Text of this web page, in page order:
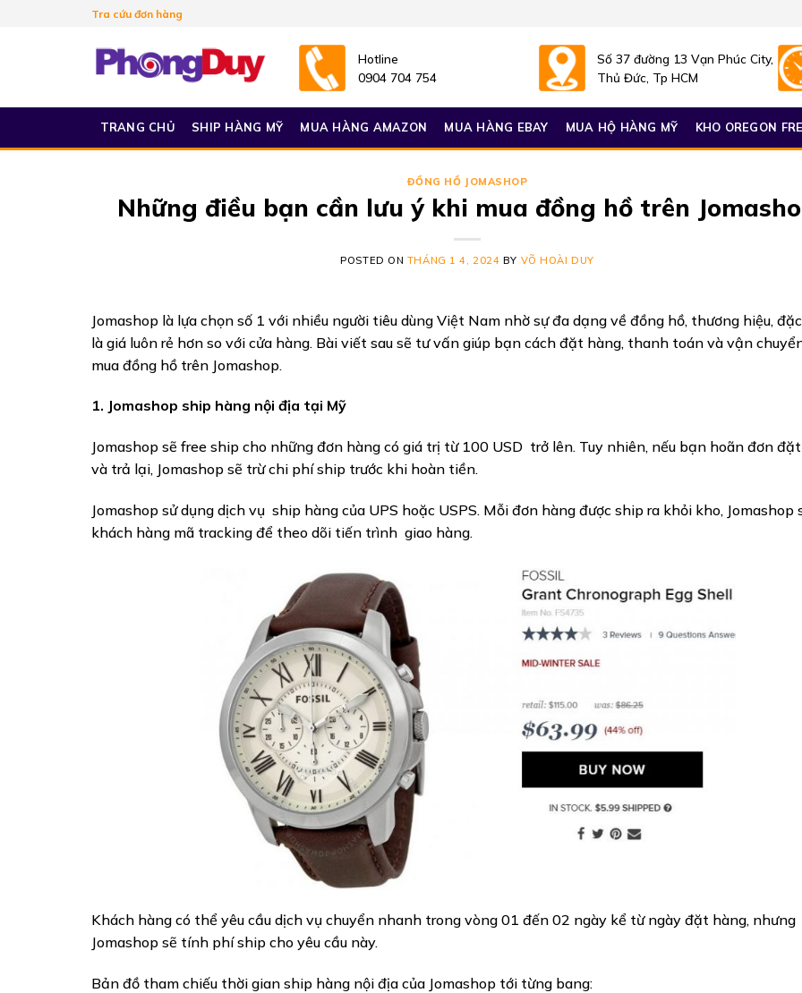
Tra cứu đơn hàng
Hotline
0904 704 754
Số 37 đường 13 Vạn Phúc City,
Thủ Đức, Tp HCM
TRANG CHỦ SHIP HÀNG MỸ MUA HÀNG AMAZON MUA HÀNG EBAY MUA HỘ HÀNG MỸ KHO OREGON
ĐỒNG HỒ JOMASHOP
Những điều bạn cần lưu ý khi mua đồng hồ trên
POSTED ON THÁNG 1 4, 2024 BY VÕ HOÀI DUY
Jomashop là lựa chọn số 1 với nhiều người tiêu dùng Việt Nam nhờ sự đa dạng về đồng hồ, thương hiệu,
là giá luôn rẻ hơn so với cửa hàng. Bài viết sau sẽ tư vấn giúp bạn cách đặt hàng, thanh toán và vận
mua đồng hồ trên Jomashop.
1. Jomashop ship hàng nội địa tại Mỹ
Jomashop sẽ free ship cho những đơn hàng có giá trị từ 100 USD trở lên. Tuy nhiên, nếu bạn hoãn đơn
và trả lại, Jomashop sẽ trừ chi phí ship trước khi hoàn tiền.
Jomashop sử dụng dịch vụ ship hàng của UPS hoặc USPS. Mỗi đơn hàng được ship ra khỏi kho, Jomashop
khách hàng mã tracking để theo dõi tiến trình giao hàng.
Khách hàng có thể yêu cầu dịch vụ chuyển nhanh trong vòng 01 đến 02 ngày kể từ ngày đặt hàng, nhưng
Jomashop sẽ tính phí ship cho yêu cầu này.
Bản đồ tham chiếu thời gian ship hàng nội địa của Jomashop tới từng bang: